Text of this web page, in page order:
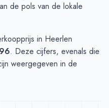
de pols van de lokale
in Heerlen
. Deze cijfers, evenals die
weergegeven in de